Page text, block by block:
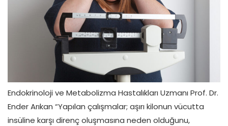
Endokrinoloji ve Metabolizma Hastalıkları Uzmanı Prof. Dr.
Ender Arıkan “Yapılan çalışmalar; aşırı kilonun vücutta
insüline karşı direnç oluşmasına neden olduğunu,